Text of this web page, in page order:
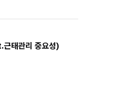
태관리 중요성)